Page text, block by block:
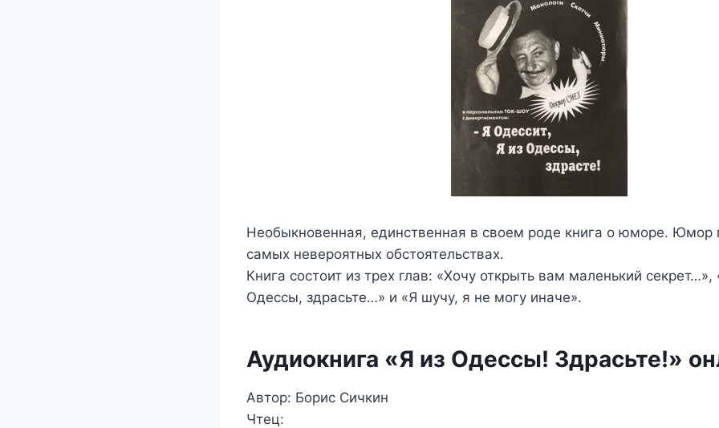
Необыкновенная, единственная в своем роде книга о юморе. Юмор
самых невероятных обстоятельствах.
Книга состоит из трех глав: «Хочу открыть вам маленький секрет…»,
Одессы, здрасьте…» и «Я шучу, я не могу иначе».
Аудиокнига «Я из Одессы! Здрасьте!»
Автор: Борис Сичкин
Чтец: